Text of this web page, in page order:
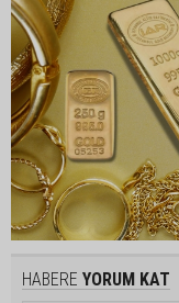
HABERE YORUM KAT